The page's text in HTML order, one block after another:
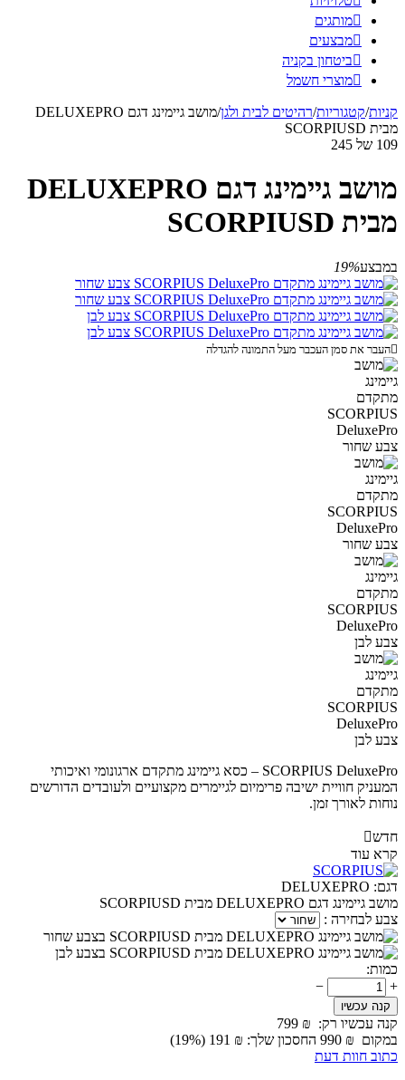
מותגים
מבצעים
ביטחון בקניה
מוצרי חשמל
קניות/קטגוריות/רהיטים לבית ולגן/
מושב גיימינג דגם DELUXEPRO
מבית SCORPIUSD
109 של 245
מושב גיימינג דגם DELUXEPRO
מבית SCORPIUSD
במבצע19%
העבר את סמן העכבר מעל התמונה להגדלה
SCORPIUS DeluxePro – כסא גיימינג מתקדם ארגונומי ואיכותי
המעניק חוויית ישיבה פרימיום לגיימרים מקצועיים ולעובדים הדורשים
נוחות לאורך זמן.
חדש
קרא עוד
דגם: DELUXEPRO
מושב גיימינג דגם DELUXEPRO מבית SCORPIUSD
צבע לבחירה :
כמות:
+
−
קנה עכשיו
קנה עכשיו רק: 799 ₪
במקום
990 ₪ החסכון שלך: 191 ₪
(
19%)
כתוב חוות דעת